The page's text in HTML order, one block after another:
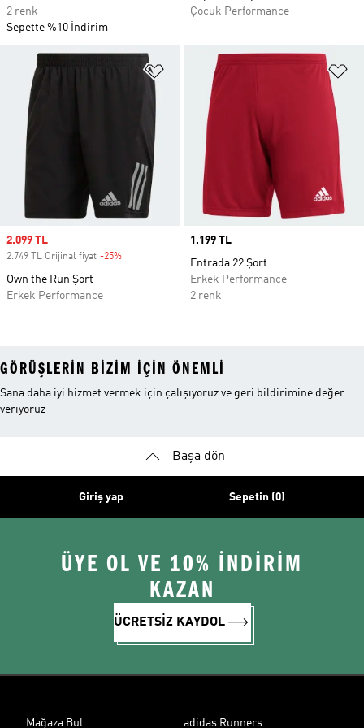
2 renk
Sepette %10 İndirim
Çocuk Performance
Favori Listesine Ekle
Sale price
2.099 TL
2.749 TL Orijinal fiyat -25%
Own the Run Şort
Erkek Performance
Price
1.199 TL
Entrada 22 Şort
Erkek Performance
2 renk
GÖRÜŞLERIN BIZIM IÇIN ÖNEMLI
Sana daha iyi hizmet vermek için çalışıyoruz ve geri bildirimine değer
veriyoruz
Başa dön
Giriş yap Sepetin (0)
ÜYE OL VE 10% İNDİRİM
KAZAN
ÜCRETSİZ KAYDOL
Mağaza Bul adidas Runners